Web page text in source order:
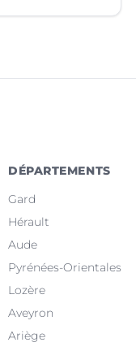
DÉPARTEMENTS
Gard
Hérault
Aude
Pyrénées-Orientales
Lozère
Aveyron
Ariège